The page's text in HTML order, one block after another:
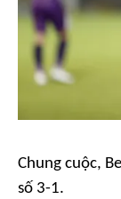
Chung cuộc,
số 3-1.